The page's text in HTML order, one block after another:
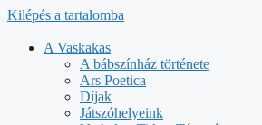
Kilépés a tartalomba
A Vaskakas
A bábszínház története
Ars Poetica
Díjak
Játszóhelyeink